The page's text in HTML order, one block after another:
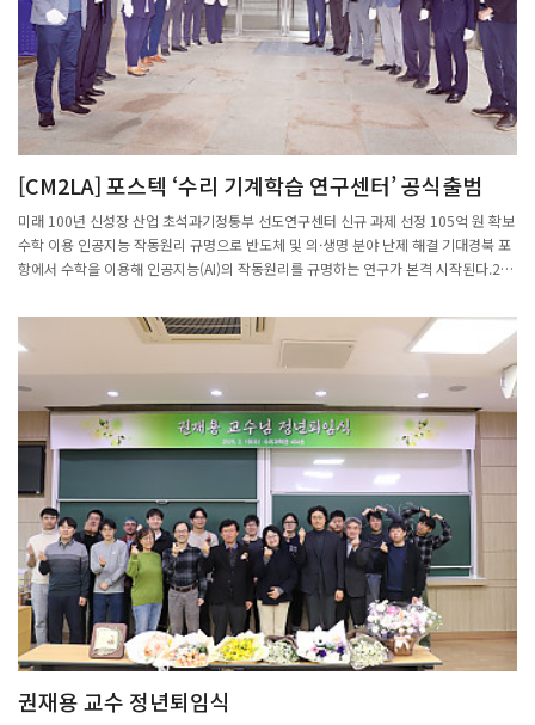
는 밑도드리의 창작 원리를 파악한 것 외에도 위상수학, 기하학, 대수학을 기반으로 의
학, 천체물리, 음악 분야 등을 이해하려는 시도를 이어가고 있다. 가령 동맥경화가 발생
하면 혈류가 막힌 혈관 부위를 중심으로 와류같이 도는 구조가 생기는데, 그 혈류의 주
기를 수학적으로 분석해 예방 또는 진단하는 방식이다.또 편미분 방정식의 기계학습적
연구를 진행해 기계학습의 인공신경망 이론과 편미분 방정식의 해법 이론 연구 등을 진
행하고 있다.연구실은 밑도드리의 창작 원리를 파악한 것 외에도 위상수학, 기하학, 대
수학을 기반으로 의학, 천체물리, 음악 분야 등을 이해하려는 시도를 이어가고 있
다. “데이터과학 연구는 사회를 이롭게 해야 한다고 생각한다”는 정 교수는 AI 수학 아
의 문제를 해결해주는 사회적 봉사에도 많은 시간을 할애하고 있다.정 교수는 “앞으로
도 데이터과학과 AI의 근본적인 수학적 연구를 진행하면서, 이것이 또한 다양한 분야에
응용될 수 있도록 하겠다”고 말했다.※대학 연구실은 인류의 미래에 어떤 일들이 펼쳐
편하게 하는 기술 개발까지 다양한 모험과 도전이 펼쳐지고 있습니다. 오늘도 연구실
마다 교수와 연구원, 학생들이 머리를 맞대고 열정을 펼치고 있습니다. 연구자 한 명
한 명은 모두 하나하나의 학문입니다. 동아사이언스는 210개에 이르는 연구실을 보유
한 포스텍과 함께 누구나 쉽게 연구를 이해할 수 있도록 2분 분량의 연구실 다큐멘터
리, 랩큐멘터리를 매주 수요일 소개합니다.동아사이언스 조승한 기
자 shinjsh@donga.com
[CM2LA] 포스텍 ‘수리 기계학습 연구센터’ 공식출범
미래 100년 신성장 산업 초석과기정통부 선도연구센터 신규 과제 선정 105억 원 확보
수학 이용 인공지능 작동원리 규명으로 반도체 및 의·생명 분야 난제 해결 기대경북 포
항에서 수학을 이용해 인공지능(AI)의 작동원리를 규명하는 연구가 본격 시작된다.22
수리 기계학습연구센터’ 개소식을 개최했다. 포항시와 포스텍은 21일 LG 연구동 대강
당에서 ‘선도연구센터(SRC) 수리 기계학습연구센터’ 개소식을 개최한 가운데 참석자
들이 기념 촬영을 하고 있다.이날 김성근 포스텍 총장, 안태규 기초연구본부 자연과학
단장, 김정표 포항시 디지털융합산업과장, 문미옥 과학기술정책연구원장, 김현민 국가
수리과학연구소장, 박종일 대한수학회장 등 산·학·연·관 관계자 100여 명이 참석했
다.김성근 포스텍 총장의 환영사를 시작으로 수리 기계학습연구센터 소개와 현판식이
이어졌다.또한 22일에는 컨퍼런스를 열고 ‘수리 기계학습 및 인공지능 국제학술대
회’를 통해 연구 협력을 위한 현안을 논의했다.포스텍 수리 기계학습연구센터는 지난 6
월 과기정통부 선도연구센터 지원사업에 선정됨에 따라 오는 2030년까지 7년간 105
억 원의 연구비를 지원받아 인공지능 작동원리 규명과 고급 인재 육성 등을 수행할 계
획이다.대규모 물리 정보 기반 인공지능 모델 연구, 기하학 기반 기계학습 연구, 기계학
습에 사용되는 기하학 최적화 문제에 관한 이론적 성질 연구 등을 통해 해석학적·기하
학적 기계학습이라는 새로운 연구 분야를 창출하고, 인공지능 응용에서의 이론적 한계
극복에 기여할 것으로 기대된다.연구를 이끌 황현주 센터장은 철강 제조공정에 수학을
활용한 온도 예측 인공지능 솔루션을 개발해 과기정통부와 대한수학회로부터 지난해
‘올해의 최석정상’을 받으며 실력을 인정받은 바 있다.김정표 시 디지털융합산업과장은
“시는 지난 7월 디지털융합산업과를 신설하며 인공지능과 양자컴퓨터 등 미래 핵심 신
권재용 교수 정년퇴임식